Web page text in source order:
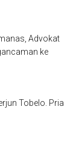
Advokat
ke
Tobelo. Pria